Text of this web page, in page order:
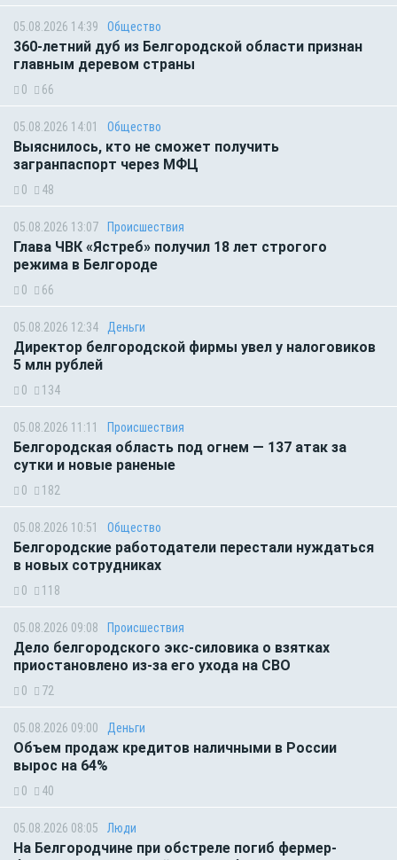
05.08.2026 14:39 Общество
360-летний дуб из Белгородской области признан
главным деревом страны
0 66
05.08.2026 14:01 Общество
Выяснилось, кто не сможет получить
загранпаспорт через МФЦ
0 48
05.08.2026 13:07 Происшествия
Глава ЧВК «Ястреб» получил 18 лет строгого
режима в Белгороде
0 66
05.08.2026 12:34 Деньги
Директор белгородской фирмы увел у налоговиков
5 млн рублей
0 134
05.08.2026 11:11 Происшествия
Белгородская область под огнем — 137 атак за
сутки и новые раненые
0 182
05.08.2026 10:51 Общество
Белгородские работодатели перестали нуждаться
в новых сотрудниках
0 118
05.08.2026 09:08 Происшествия
Дело белгородского экс-силовика о взятках
приостановлено из-за его ухода на СВО
0 72
05.08.2026 09:00 Деньги
Объем продаж кредитов наличными в России
вырос на 64%
0 40
05.08.2026 08:05 Люди
На Белгородчине при обстреле погиб фермер-